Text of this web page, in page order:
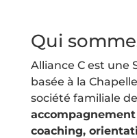
Qui
Alliance C est une
basée à la
société familiale de
coaching,